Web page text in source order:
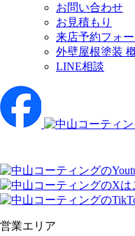
お問い合わせ
お見積もり
来店予約フォ
外壁屋根塗装
LINE相談
営業エリア